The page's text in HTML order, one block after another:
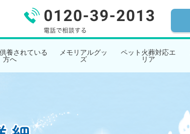
養されている
方へ
メモリアルグッ
ズ
ペット火葬対応エ
リア